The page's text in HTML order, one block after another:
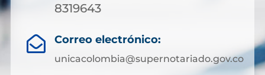
8319643
 Correo electrónico:
unicacolombia@supernotariado.gov.co